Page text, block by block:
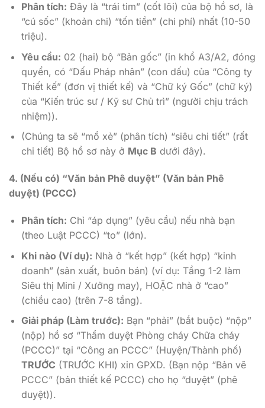
Phân tích: Đây là “trái tim” (cốt lõi) của bộ hồ sơ, là
“cú sốc” (khoản chi) “tốn tiền” (chi phí) nhất (10-50
triệu).
Yêu cầu: 02 (hai) bộ “Bản gốc” (in khổ A3/A2, đóng
quyển, có “Dấu Pháp nhân” (con dấu) của “Công ty
Thiết kế” (đơn vị thiết kế) và “Chữ ký Gốc” (chữ ký)
của “Kiến trúc sư / Kỹ sư Chủ trì” (người chịu trách
nhiệm)).
(Chúng ta sẽ “mổ xẻ” (phân tích) “siêu chi tiết” (rất
chi tiết) Bộ hồ sơ này ở Mục B dưới đây).
4. (Nếu có) “Văn bản Phê duyệt” (Văn bản Phê
duyệt) (PCCC)
Phân tích: Chỉ “áp dụng” (yêu cầu) nếu nhà bạn
(theo Luật PCCC) “to” (lớn).
Khi nào (Ví dụ): Nhà ở “kết hợp” (kết hợp) “kinh
doanh” (sản xuất, buôn bán) (ví dụ: Tầng 1-2 làm
Siêu thị Mini / Xưởng may), HOẶC nhà ở “cao”
(chiều cao) (trên 7-8 tầng).
Giải pháp (Làm trước): Bạn “phải” (bắt buộc) “nộp”
(nộp) hồ sơ “Thẩm duyệt Phòng cháy Chữa cháy
(PCCC)” tại “Công an PCCC” (Huyện/Thành phố)
TRƯỚC (TRƯỚC KHI) xin GPXD. (Bạn nộp “Bản vẽ
PCCC” (bản thiết kế PCCC) cho họ “duyệt” (phê
duyệt)).